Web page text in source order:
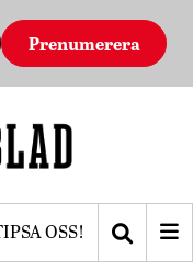
Prenumerera
PRENUMERERA
OSS!